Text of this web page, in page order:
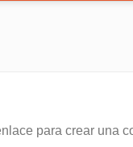
para crear una